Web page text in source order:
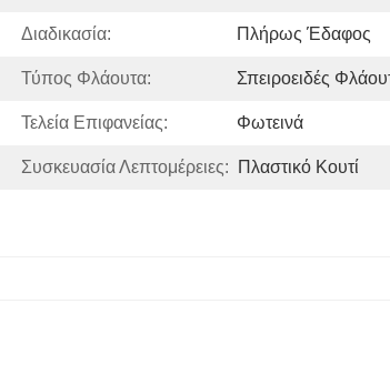
Διαδικασία: Πλήρως Έδαφος
Τύπος Φλάουτα: Σπειροειδές
Τελεία Επιφανείας: Φωτεινά
Συσκευασία Λεπτομέρειες: Πλαστικό Κουτί